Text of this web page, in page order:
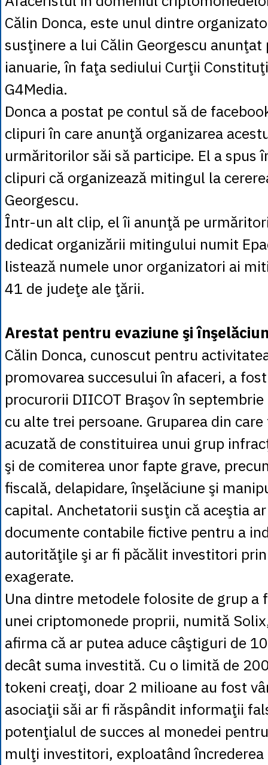
Călin Donca, este unul dintre
susţinere a lui Călin Georgescu
ianuarie, în faţa sediului Curţii
G4Media.
Donca a postat pe contul să de
clipuri în care anunţă organizarea
urmăritorilor săi să participe. El a spus
clipuri că organizează mitingul la
Georgescu.
Într-un alt clip, el îi anunţă pe
dedicat organizării mitingului numit
listează numele unor organizatori ai
41 de judeţe ale ţării.
Arestat pentru evaziune şi
Călin Donca, cunoscut pentru
promovarea succesului în afaceri, a
procurorii DIICOT Braşov în
cu alte trei persoane. Gruparea din
acuzată de constituirea unui grup
şi de comiterea unor fapte grave,
fiscală, delapidare, înşelăciune şi
capital. Anchetatorii susţin că aceştia
documente contabile fictive pentru a
autorităţile şi ar fi păcălit investitori
exagerate.
Una dintre metodele folosite de grup a
unei criptomonede proprii, numită
afirma că ar putea aduce câştiguri de
decât suma investită. Cu o limită de
tokeni creaţi, doar 2 milioane au fost
asociaţii săi ar fi răspândit informaţii
potenţialul de succes al monedei
mulţi investitori, exploatând